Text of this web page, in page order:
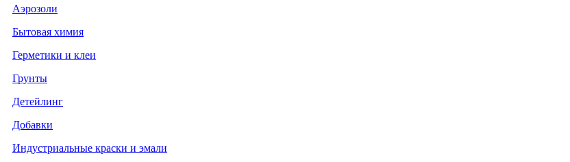
Аэрозоли
Бытовая химия
Герметики и клеи
Грунты
Детейлинг
Добавки
Индустриальные краски и эмали